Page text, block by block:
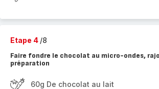
Etape 4 /8
Faire fondre le chocolat au micro-ondes,
préparation
60g De chocolat au lait